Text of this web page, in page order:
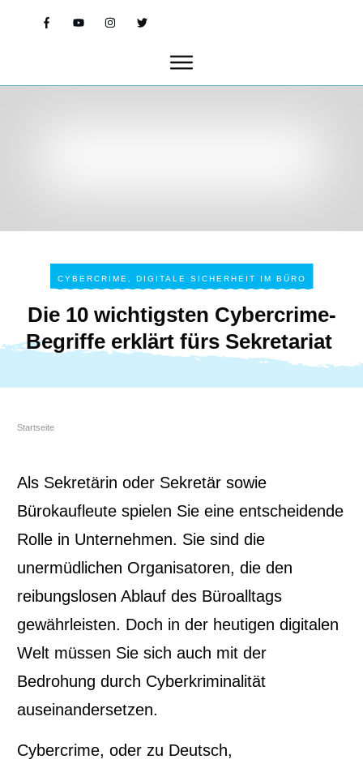
CYBERCRIME DIGITALE SICHERHEIT IM BÜRO
Die 10 wichtigsten Cybercrime-
Begriffe erklärt fürs Sekretariat
Startseite
Als Sekretärin oder Sekretär sowie
Bürokaufleute spielen Sie eine entscheidende
Rolle in Unternehmen. Sie sind die
unermüdlichen Organisatoren, die den
reibungslosen Ablauf des Büroalltags
gewährleisten. Doch in der heutigen digitalen
Welt müssen Sie sich auch mit der
Bedrohung durch Cyberkriminalität
auseinandersetzen.
Cybercrime, oder zu Deutsch,